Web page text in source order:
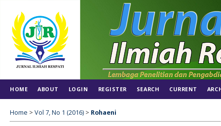
HOME ABOUT LOGIN REGISTER SEARCH CURRENT
Home > Vol 7, No 1 (2016) > Rohaeni